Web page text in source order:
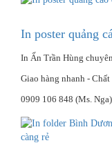
In poster quảng
In Ấn Trần Hùng
Giao hàng nhanh -
0909 106 848 (Ms. Nga)